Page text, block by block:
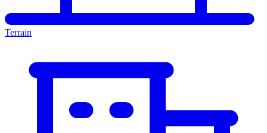
Terrain